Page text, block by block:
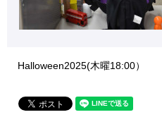
Halloween2025(木曜18:00）